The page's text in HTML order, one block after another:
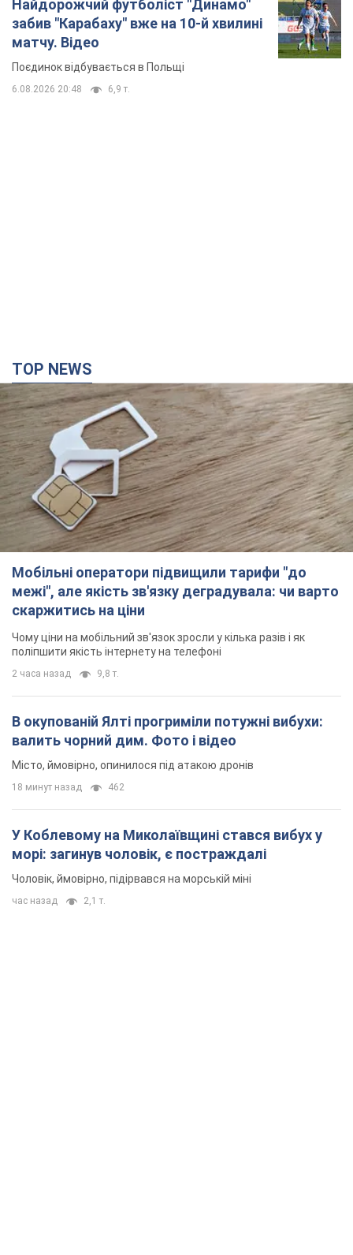
Найдорожчий футболіст "Динамо"
забив "Карабаху" вже на 10-й хвилині
матчу. Відео
Поєдинок відбувається в Польщі
6.08.2026 20:48 6,9 т.
TOP NEWS
Мобільні оператори підвищили тарифи "до
межі", але якість зв'язку деградувала: чи варто
скаржитись на ціни
Чому ціни на мобільний зв'язок зросли у кілька разів і як
поліпшити якість інтернету на телефоні
2 часа назад 9,8 т.
В окупованій Ялті прогриміли потужні вибухи:
валить чорний дим. Фото і відео
Місто, ймовірно, опинилося під атакою дронів
18 минут назад 462
У Коблевому на Миколаївщині стався вибух у
морі: загинув чоловік, є постраждалі
Чоловік, ймовірно, підірвався на морській міні
час назад 2,1 т.